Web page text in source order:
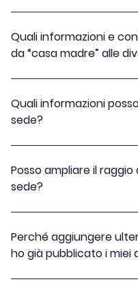
Quali informazioni e
da “casa madre” alle
Quali informazioni
sede?
Posso ampliare il
sede?
Perché aggiungere
ho già pubblicato i